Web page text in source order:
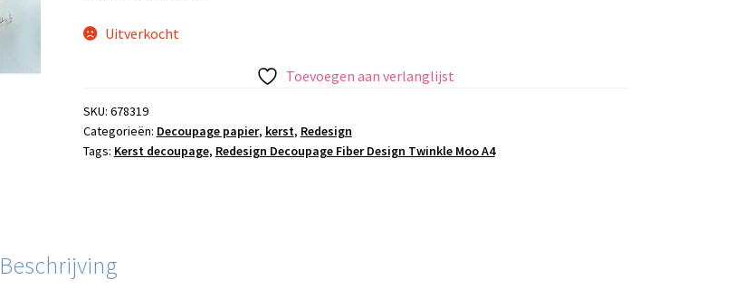
Uitverkocht
Toevoegen aan verlanglijst
SKU: 678319
Categorieën: Decoupage papier, kerst, Redesign
Tags: Kerst decoupage, Redesign Decoupage Fiber Design Twinkle Moo A4
Beschrijving